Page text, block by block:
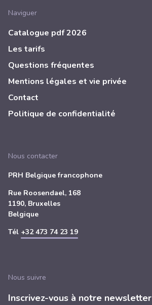
Naviguer
Catalogue pdf 2026
Les tarifs
Questions fréquentes
Mentions légales et vie privée
Contact
Politique de confidentialité
Nous contacter
PRH Belgique francophone
Rue Roosendael, 168
1190, Bruxelles
Belgique
Tél +32 473 74 23 19
Nous suivre
Inscrivez-vous à notre newsletter